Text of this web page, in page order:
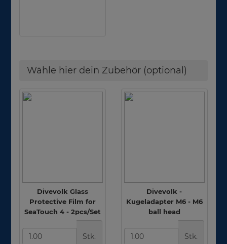
Wähle hier dein Zubehör (optional)
Divevolk Glass
Protective Film for
SeaTouch 4 - 2pcs/Set
Stk.
Divevolk -
Kugeladapter M6 - M6
ball head
Stk.